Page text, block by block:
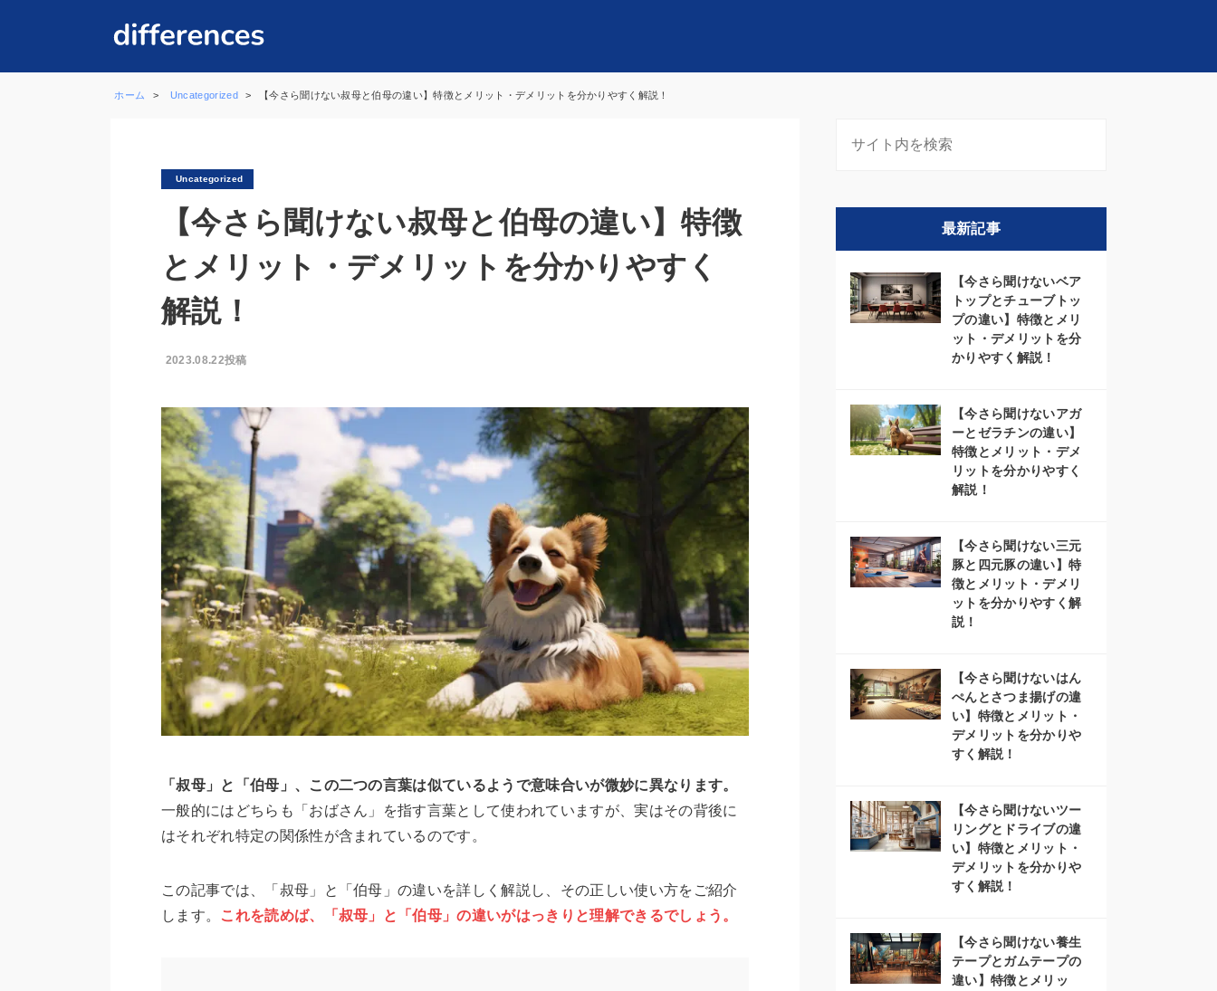
ホーム Uncategorized 【今さら聞けない叔母と伯母の違い】特徴とメリット・デメリットを分かりやすく解説！
Uncategorized
【今さら聞けない叔母と伯母の違い】特徴
とメリット・デメリットを分かりやすく
解説！
2023.08.22投稿
「叔母」と「伯母」、この二つの言葉は似ているようで意味合いが微妙に異なります。
一般的にはどちらも「おばさん」を指す言葉として使われていますが、実はその背後に
はそれぞれ特定の関係性が含まれているのです。
この記事では、「叔母」と「伯母」の違いを詳しく解説し、その正しい使い方をご紹介
します。
これを読めば、「叔母」と「伯母」の違いがはっきりと理解できるでしょう。
最新記事
【今さら聞けないベア
トップとチューブトッ
プの違い】特徴とメリ
ット・デメリットを分
かりやすく解説！
【今さら聞けないアガ
ーとゼラチンの違い】
特徴とメリット・デメ
リットを分かりやすく
解説！
【今さら聞けない三元
豚と四元豚の違い】特
徴とメリット・デメリ
ットを分かりやすく解
説！
【今さら聞けないはん
ぺんとさつま揚げの違
い】特徴とメリット・
デメリットを分かりや
すく解説！
【今さら聞けないツー
リングとドライブの違
い】特徴とメリット・
デメリットを分かりや
すく解説！
【今さら聞けない養生
テープとガムテープの
違い】特徴とメリッ